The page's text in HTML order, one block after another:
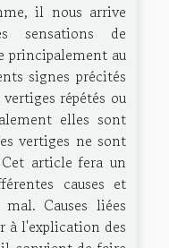
il nous arrive
sensations de
principalement au
signes précités
répétés ou
elles sont
vertiges ne sont
article fera un
causes et
Causes liées
à l'explication des